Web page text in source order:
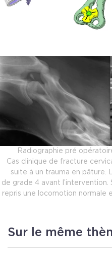
Radiographie pré
Cas clinique de fracture
suite à un trauma en pâture.
de grade 4 avant l’intervention.
repris une locomotion normale
Sur le même